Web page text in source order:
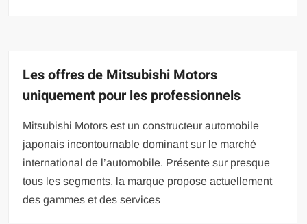
Les offres de Mitsubishi Motors
uniquement pour les professionnels
Mitsubishi Motors est un constructeur automobile
japonais incontournable dominant sur le marché
international de l’automobile. Présente sur presque
tous les segments, la marque propose actuellement
des gammes et des services